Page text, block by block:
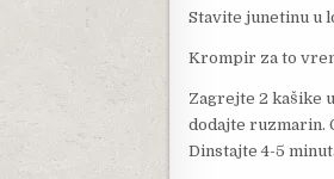
Stavite junetinu u
Krompir za to
Zagrejte 2 kašike
dodajte ruzmarin.
Dinstajte 4-5